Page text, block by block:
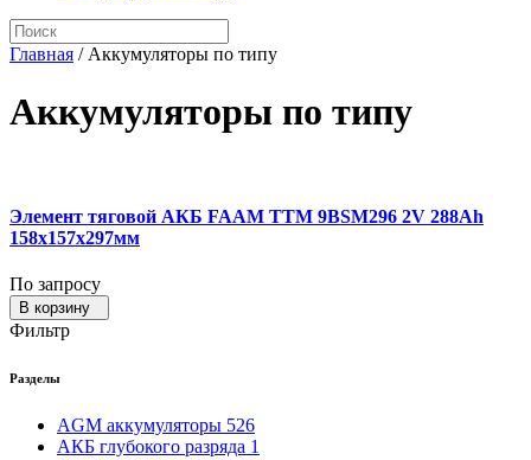
Главная / Аккумуляторы по типу
Аккумуляторы по типу
Элемент тяговой АКБ FAAM TTM 9BSM296 2V 288Ah
158x157x297мм
По запросу
В корзину
Фильтр
Разделы
AGM аккумуляторы 526
АКБ глубокого разряда 1